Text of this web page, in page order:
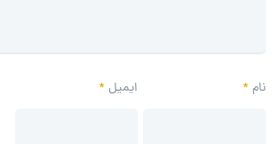
نام* ایمیل*